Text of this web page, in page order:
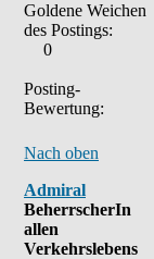
Goldene Weichen
des Postings:
0
Posting-
Bewertung:
Nach oben
Admiral
BeherrscherIn
allen
Verkehrslebens